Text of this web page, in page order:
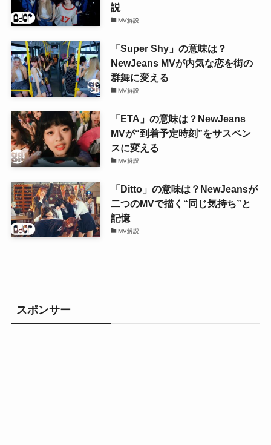
説
MV解説
「Super Shy」の意味は？
NewJeans MVが内気な恋を街の
群舞に変える
MV解説
「ETA」の意味は？NewJeans
MVが“到着予定時刻”をサスペン
スに変える
MV解説
「Ditto」の意味は？NewJeansが
二つのMVで描く“同じ気持ち”と
記憶
MV解説
スポンサー